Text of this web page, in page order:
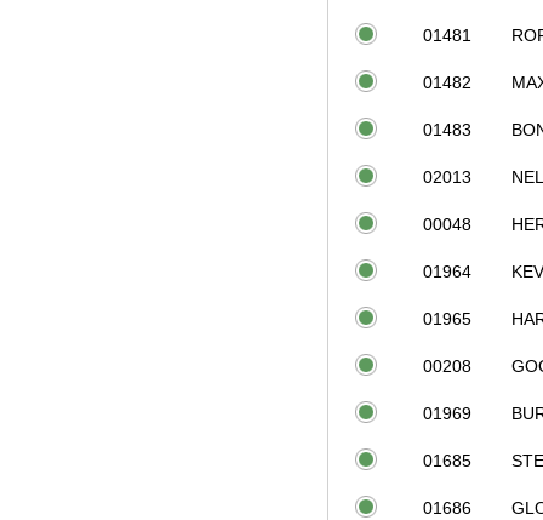
01481
01482
01483
02013
00048
01964
01965
00208
01969
01685
01686